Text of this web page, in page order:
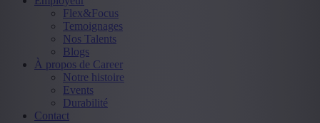
Flex&Focus
Temoignages
Nos Talents
Blogs
À propos de Career
Notre histoire
Events
Durabilité
Contact